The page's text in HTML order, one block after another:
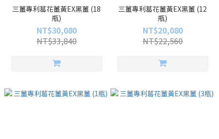
三薑專利葛花薑黃EX黑薑 (18
瓶)
NT$30,080
NT$33,840
三薑專利葛花薑黃EX黑薑 (12
瓶)
NT$20,080
NT$22,560